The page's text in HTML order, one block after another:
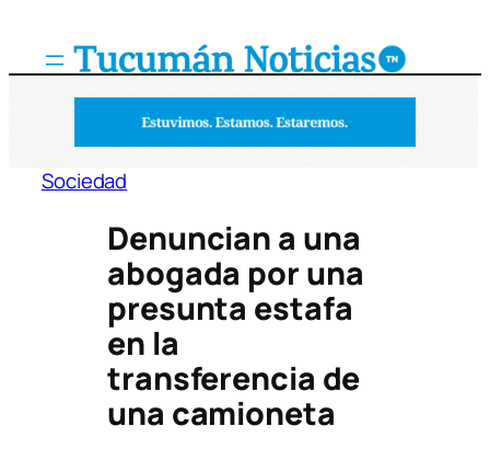
Sociedad
Denuncian a una
abogada por una
presunta estafa
en la
transferencia de
una camioneta